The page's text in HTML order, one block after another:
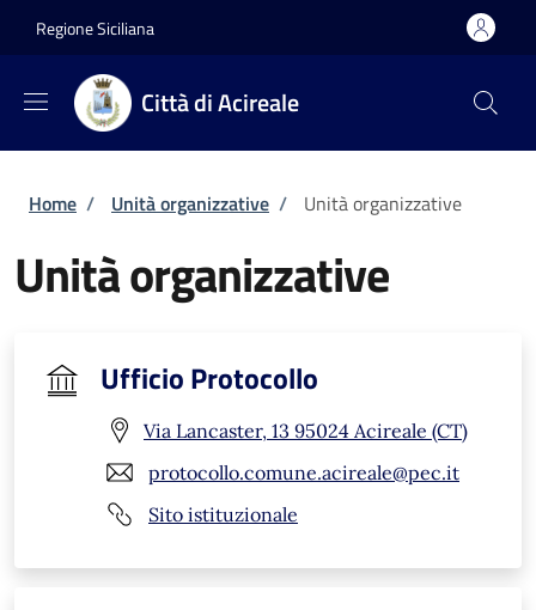
Regione Siciliana
Città di Acireale
Briciole di pane
Home / Unità organizzative / Unità organizzative
Unità organizzative
Ufficio Protocollo
Via Lancaster, 13 95024 Acireale (CT)
protocollo.comune.acireale@pec.it
Sito istituzionale